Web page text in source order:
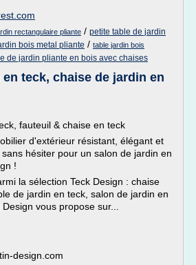
rectangulaire pliante / petite table de jardin
bois metal pliante / table jardin bois
de jardin pliante en bois avec chaises
teck, chaise de jardin en
fauteuil & chaise en teck
d'extérieur résistant, élégant et
hésiter pour un salon de jardin en
!
la sélection Teck Design : chaise
de jardin en teck, salon de jardin en
vous propose sur...
design.com